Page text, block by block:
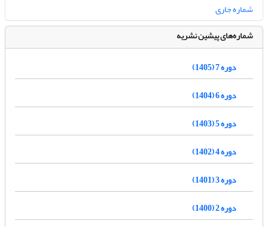
شماره جاری
شماره‌های پیشین نشریه
دوره 7 (1405)
دوره 6 (1404)
دوره 5 (1403)
دوره 4 (1402)
دوره 3 (1401)
دوره 2 (1400)